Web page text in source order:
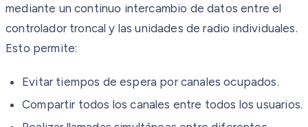
mediante un continuo intercambio de datos entre el
controlador troncal y las unidades de radio individuales.
Esto permite:
Evitar tiempos de espera por canales ocupados.
Compartir todos los canales entre todos los usuarios.